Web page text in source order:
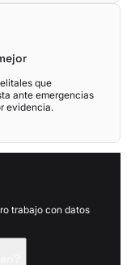
que
ante emergencias
evidencia.
trabajo con datos